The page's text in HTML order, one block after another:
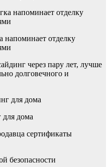
напоминает отделку
через пару лет, лучше
долговечного и
для дома
сертификаты